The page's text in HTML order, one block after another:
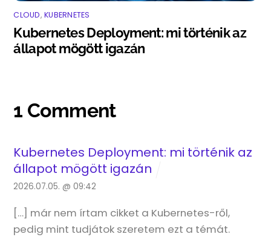
CLOUD,KUBERNETES
Kubernetes Deployment: mi történik az
állapot mögött igazán
1 Comment
Kubernetes Deployment: mi történik az
állapot mögött igazán
2026.07.05. @ 09:42
[…] már nem írtam cikket a Kubernetes-ről,
pedig mint tudjátok szeretem ezt a témát.